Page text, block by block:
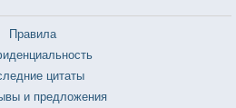
Правила
цитаты
и предложения